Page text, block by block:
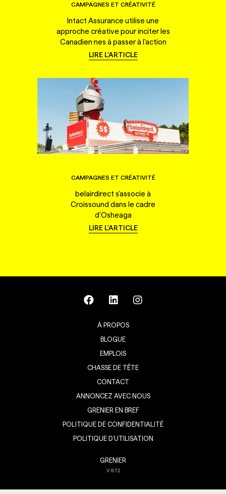
CAMPAGNES ET CRÉATIVITÉ
Intact Assurance utilise une
approche créative pour inciter les
Canadien·nes à passer à l'action
LIRE L'ARTICLE
CAMPAGNES ET CRÉATIVITÉ
belairdirect s'associe à
Croissound dans le cadre
d'Osheaga
LIRE L'ARTICLE
À PROPOS
BLOGUE
EMPLOIS
CHASSE DE TÊTE
CONTACT
ANNONCEZ AVEC NOUS
GRENIER EN BREF
POLITIQUE DE CONFIDENTIALITÉ
POLITIQUE D’UTILISATION
GRENIER
V8.7.2